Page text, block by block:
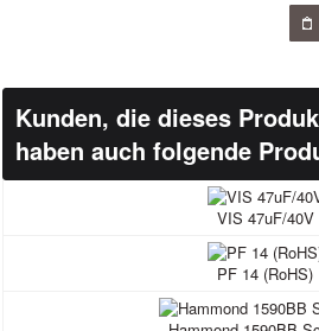
Kunden, die dieses
haben auch folgende
VIS 47uF/40V
PF 14 (RoHS)